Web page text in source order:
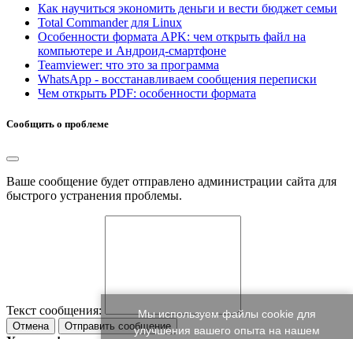
Как научиться экономить деньги и вести бюджет семьи
Total Commander для Linux
Особенности формата APK: чем открыть файл на
компьютере и Андроид-смартфоне
Teamviewer: что это за программа
WhatsApp - восстанавливаем сообщения переписки
Чем открыть PDF: особенности формата
Сообщить о проблеме
Ваше сообщение будет отправлено администрации сайта для
быстрого устранения проблемы.
Текст сообщения:
Отмена Отправить сообщение
Мы используем файлы cookie для
улучшения вашего опыта на нашем